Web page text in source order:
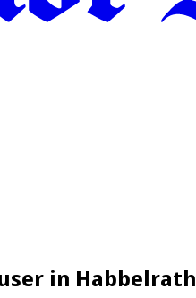
in Habbelrath